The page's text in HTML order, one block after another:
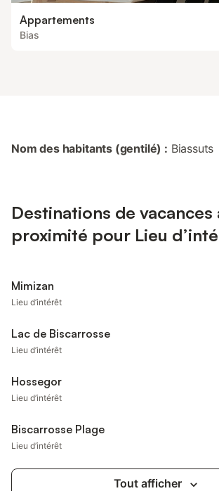
Appartements
Bias
Nom des habitants (gentilé) : Biassuts
Destinations de vacances
proximité pour Lieu
Mimizan
Lieu d’intérêt
Lac de Biscarrosse
Lieu d’intérêt
Hossegor
Lieu d’intérêt
Biscarrosse Plage
Lieu d’intérêt
Tout afficher